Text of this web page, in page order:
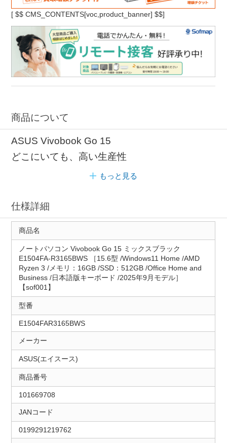
[ $$ CMS_CONTENTS[voc,product_banner] $$]
商品について
ASUS Vivobook Go 15
どこにいても、高い生産性
もっと見る
仕様詳細
商品名
ノートパソコン Vivobook Go 15 ミックスブラック
E1504FA-R3165BWS ［15.6型 /Windows11 Home /AMD
Ryzen 3 /メモリ：16GB /SSD：512GB /Office Home and
Business /日本語版キーボード /2025年9月モデル］
【sof001】
型番
E1504FAR3165BWS
メーカー
ASUS(エイスース)
商品番号
101669708
JANコード
0199291219762